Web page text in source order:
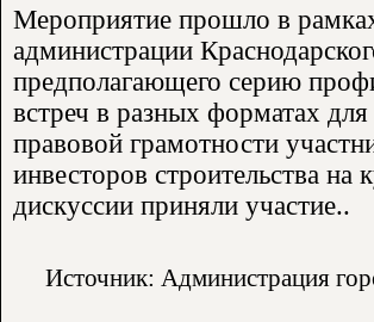
Мероприятие прошло в
администрации
предполагающего серию
встреч в разных форматах
правовой грамотности
инвесторов строительства на
дискуссии приняли участие..
Источник: Администрация